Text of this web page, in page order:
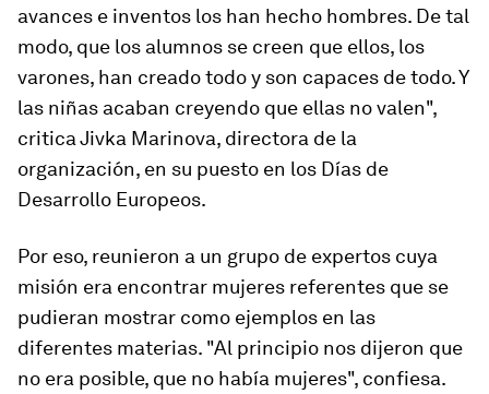
avances e inventos los han hecho hombres. De tal
modo, que los alumnos se creen que ellos, los
varones, han creado todo y son capaces de todo. Y
las niñas acaban creyendo que ellas no valen",
critica Jivka Marinova, directora de la
organización, en su puesto en los Días de
Desarrollo Europeos.
Por eso, reunieron a un grupo de expertos cuya
misión era encontrar mujeres referentes que se
pudieran mostrar como ejemplos en las
diferentes materias. "Al principio nos dijeron que
no era posible, que no había mujeres", confiesa.